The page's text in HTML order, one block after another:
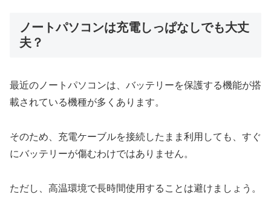
ノートパソコンは充電しっぱなしでも大丈
夫？
最近のノートパソコンは、バッテリーを保護する機能が搭
載されている機種が多くあります。
そのため、充電ケーブルを接続したまま利用しても、すぐ
にバッテリーが傷むわけではありません。
ただし、高温環境で長時間使用することは避けましょう。